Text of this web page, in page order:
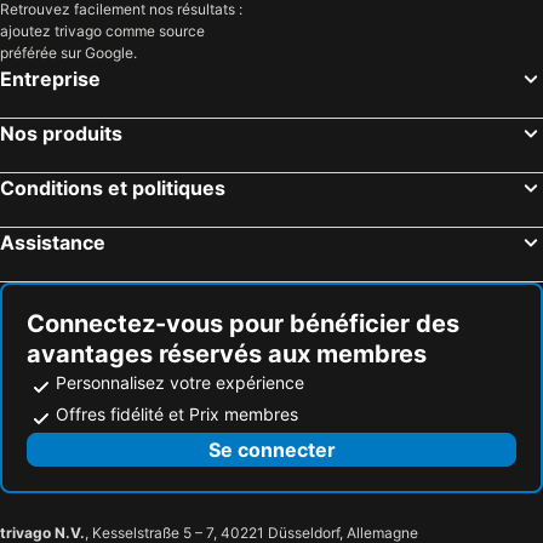
Two Stone Homes
Sun Maris Central
Hotel Marsyas
Hotel Candan Beach
Kaan Apart
Prestige Hotel & Apart
Marmaris Beach
Arbella
Hotel Aqua
Turunc Bay Conti Boutique Hotel
Retrouvez facilement nos résultats :
ajoutez trivago comme source
préférée sur Google.
Entreprise
Nos produits
Conditions et politiques
Assistance
Connectez-vous pour bénéficier des
avantages réservés aux membres
Personnalisez votre expérience
Offres fidélité et Prix membres
Se connecter
trivago N.V., Kesselstraße 5 – 7, 40221 Düsseldorf, Allemagne